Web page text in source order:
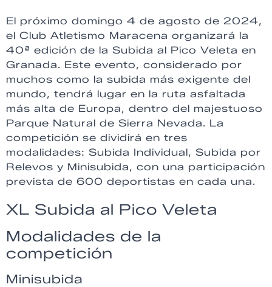
El próximo domingo 4 de agosto de 2024,
el Club Atletismo Maracena organizará la
40ª edición de la Subida al Pico Veleta en
Granada. Este evento, considerado por
muchos como la subida más exigente del
mundo, tendrá lugar en la ruta asfaltada
más alta de Europa, dentro del majestuoso
Parque Natural de Sierra Nevada. La
competición se dividirá en tres
modalidades: Subida Individual, Subida por
Relevos y Minisubida, con una participación
prevista de 600 deportistas en cada una.
XL Subida al Pico Veleta
Modalidades de la
competición
Minisubida